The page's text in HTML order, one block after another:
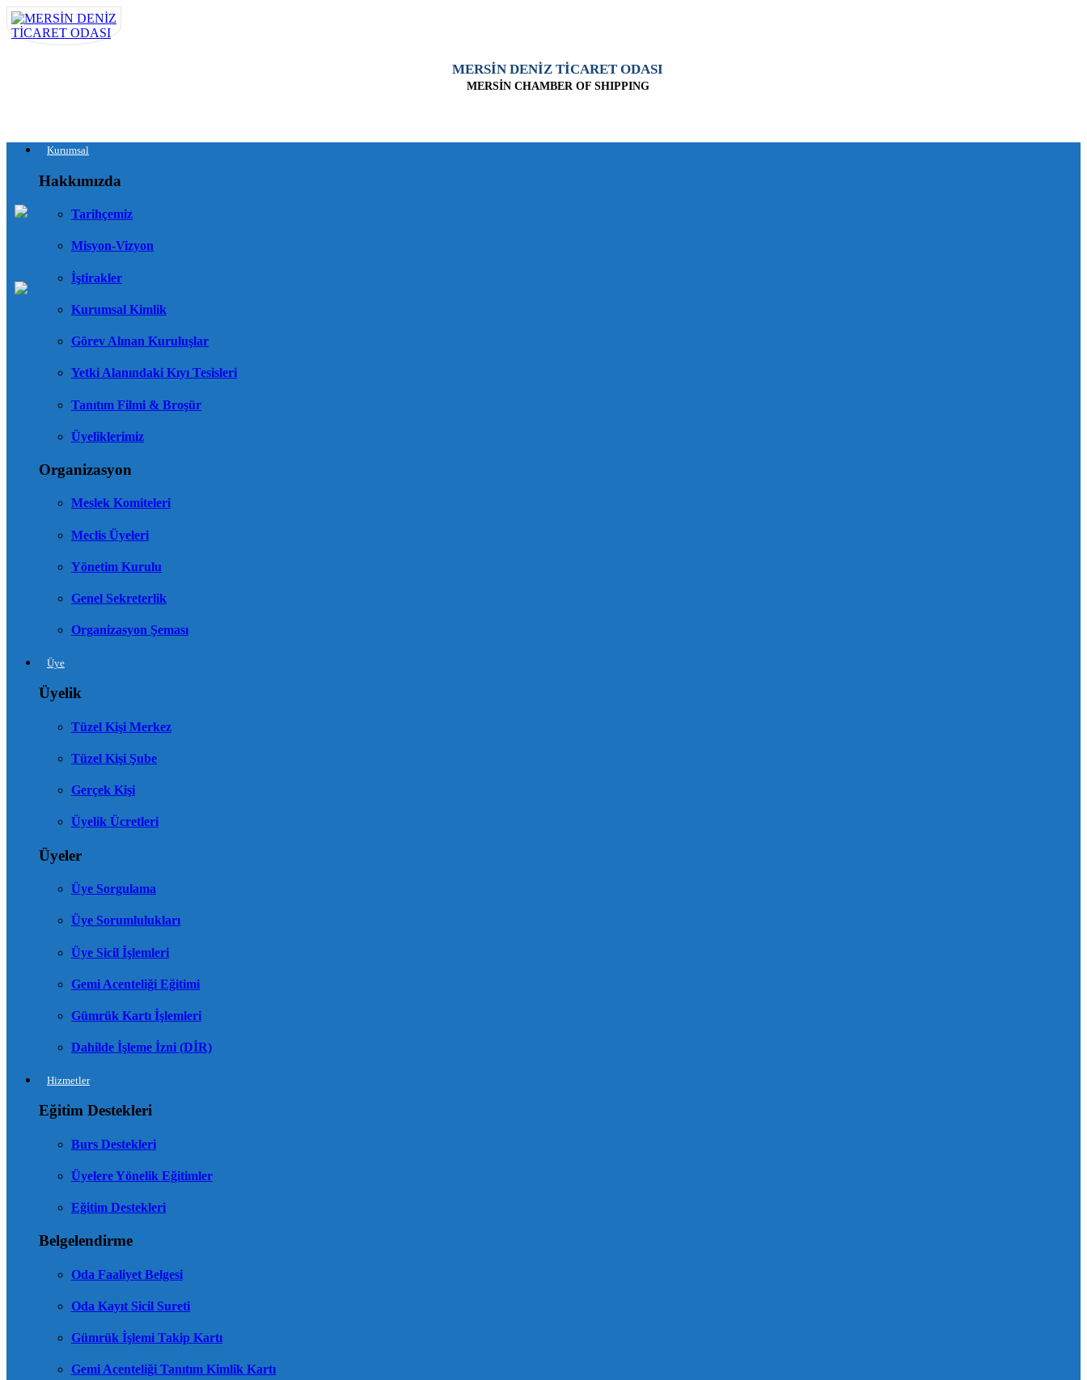
MERSİN DENİZ TİCARET ODASI
MERSİN CHAMBER OF SHIPPING
Kurumsal
Hakkımızda
Tarihçemiz
Misyon-Vizyon
İştirakler
Kurumsal Kimlik
Görev Alınan Kuruluşlar
Yetki Alanındaki Kıyı Tesisleri
Tanıtım Filmi & Broşür
Üyeliklerimiz
Organizasyon
Meslek Komiteleri
Meclis Üyeleri
Yönetim Kurulu
Genel Sekreterlik
Organizasyon Şeması
Üye
Üyelik
Tüzel Kişi Merkez
Tüzel Kişi Şube
Gerçek Kişi
Üyelik Ücretleri
Üyeler
Üye Sorgulama
Üye Sorumlulukları
Üye Sicil İşlemleri
Gemi Acenteliği Eğitimi
Gümrük Kartı İşlemleri
Dahilde İşleme İzni (DİR)
Hizmetler
Eğitim Destekleri
Burs Destekleri
Üyelere Yönelik Eğitimler
Eğitim Destekleri
Belgelendirme
Oda Faaliyet Belgesi
Oda Kayıt Sicil Sureti
Gümrük İşlemi Takip Kartı
Gemi Acenteliği Tanıtım Kimlik Kartı